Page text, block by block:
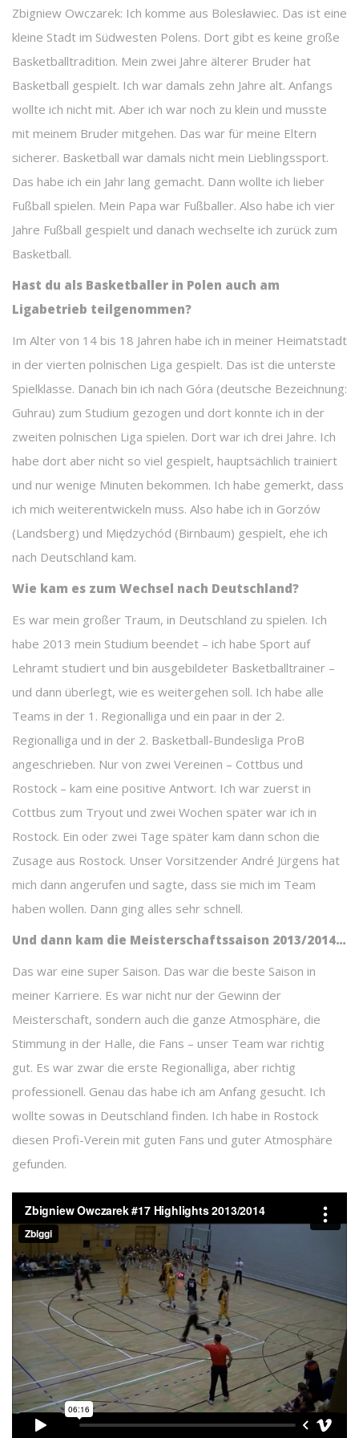
Zbigniew Owczarek: Ich komme aus Bolesławiec. Das ist eine
kleine Stadt im Südwesten Polens. Dort gibt es keine große
Basketballtradition. Mein zwei Jahre älterer Bruder hat
Basketball gespielt. Ich war damals zehn Jahre alt. Anfangs
wollte ich nicht mit. Aber ich war noch zu klein und musste
mit meinem Bruder mitgehen. Das war für meine Eltern
sicherer. Basketball war damals nicht mein Lieblingssport.
Das habe ich ein Jahr lang gemacht. Dann wollte ich lieber
Fußball spielen. Mein Papa war Fußballer. Also habe ich vier
Jahre Fußball gespielt und danach wechselte ich zurück zum
Basketball.
Hast du als Basketballer in Polen auch am
Ligabetrieb teilgenommen?
Im Alter von 14 bis 18 Jahren habe ich in meiner Heimatstadt
in der vierten polnischen Liga gespielt. Das ist die unterste
Spielklasse. Danach bin ich nach Góra (deutsche Bezeichnung:
Guhrau) zum Studium gezogen und dort konnte ich in der
zweiten polnischen Liga spielen. Dort war ich drei Jahre. Ich
habe dort aber nicht so viel gespielt, hauptsächlich trainiert
und nur wenige Minuten bekommen. Ich habe gemerkt, dass
ich mich weiterentwickeln muss. Also habe ich in Gorzów
(Landsberg) und Międzychód (Birnbaum) gespielt, ehe ich
nach Deutschland kam.
Wie kam es zum Wechsel nach Deutschland?
Es war mein großer Traum, in Deutschland zu spielen. Ich
habe 2013 mein Studium beendet – ich habe Sport auf
Lehramt studiert und bin ausgebildeter Basketballtrainer –
und dann überlegt, wie es weitergehen soll. Ich habe alle
Teams in der 1. Regionalliga und ein paar in der 2.
Regionalliga und in der 2. Basketball-Bundesliga ProB
angeschrieben. Nur von zwei Vereinen – Cottbus und
Rostock – kam eine positive Antwort. Ich war zuerst in
Cottbus zum Tryout und zwei Wochen später war ich in
Rostock. Ein oder zwei Tage später kam dann schon die
Zusage aus Rostock. Unser Vorsitzender André Jürgens hat
mich dann angerufen und sagte, dass sie mich im Team
haben wollen. Dann ging alles sehr schnell.
Und dann kam die Meisterschaftssaison 2013/2014…
Das war eine super Saison. Das war die beste Saison in
meiner Karriere. Es war nicht nur der Gewinn der
Meisterschaft, sondern auch die ganze Atmosphäre, die
Stimmung in der Halle, die Fans – unser Team war richtig
gut. Es war zwar die erste Regionalliga, aber richtig
professionell. Genau das habe ich am Anfang gesucht. Ich
wollte sowas in Deutschland finden. Ich habe in Rostock
diesen Profi-Verein mit guten Fans und guter Atmosphäre
gefunden.